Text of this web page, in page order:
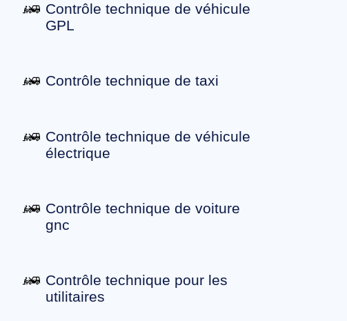
Contrôle technique de véhicule
GPL
Contrôle technique de taxi
Contrôle technique de véhicule
électrique
Contrôle technique de voiture
gnc
Contrôle technique pour les
utilitaires